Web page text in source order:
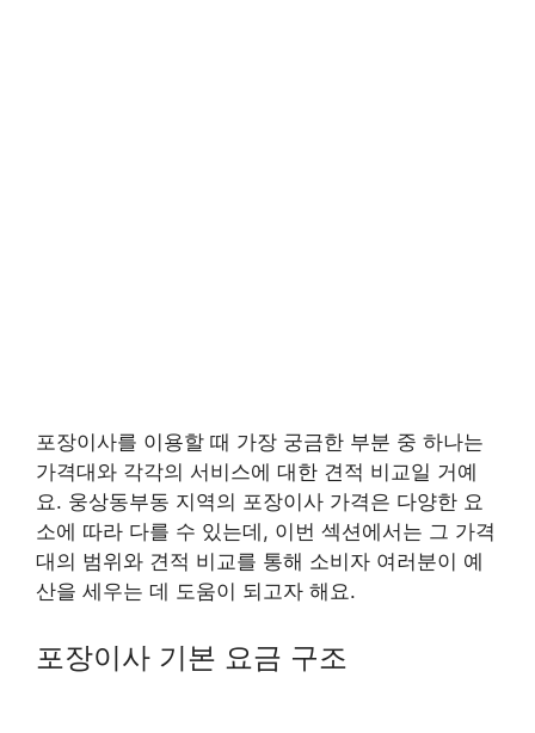
포장이사를 이용할 때 가장 궁금한 부분 중 하나는
가격대와 각각의 서비스에 대한 견적 비교일 거예
요. 웅상동부동 지역의 포장이사 가격은 다양한 요
소에 따라 다를 수 있는데, 이번 섹션에서는 그 가격
대의 범위와 견적 비교를 통해 소비자 여러분이 예
산을 세우는 데 도움이 되고자 해요.
포장이사 기본 요금 구조